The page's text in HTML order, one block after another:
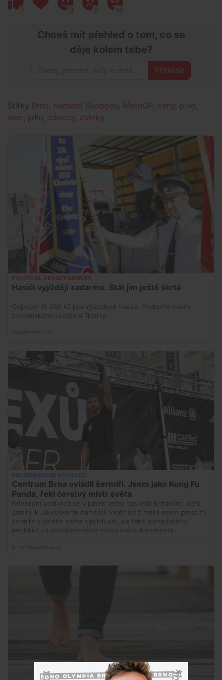
7 3 2 18
Chceš mít přehled o tom, co se
děje kolem tebe?
Přihlásit
Štítky Brno , náměstí Svobody, MotoGP, ceny, pivo ,
víno , jídlo , závody, stánky